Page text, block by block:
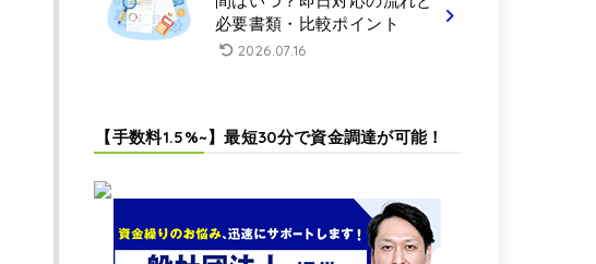
必要書類・比較ポイント
2026.07.16
【手数料1.5%~】最短30分で資金調達が可能！